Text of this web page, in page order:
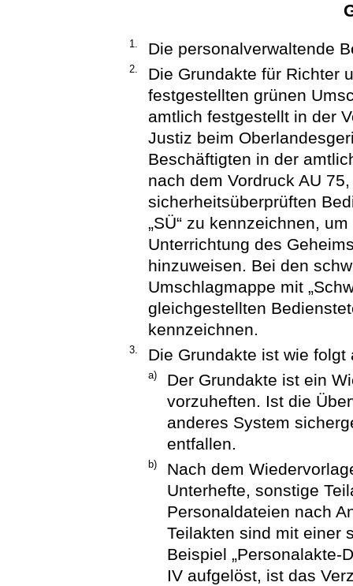
1. Die personalverwaltende
2.
Die Grundakte für Richter
festgestellten grünen
amtlich festgestellt in der
Justiz beim
Beschäftigten in der
nach dem Vordruck AU
sicherheitsüberprüften
„SÜ“ zu kennzeichnen,
Unterrichtung des
hinzuweisen. Bei den
Umschlagmappe mit
gleichgestellten
kennzeichnen.
3. Die Grundakte ist wie folgt
a)
Der Grundakte ist ein
vorzuheften. Ist die
anderes System
entfallen.
b)
Nach dem
Unterhefte, sonstige
Personaldateien nach
Teilakten sind mit einer
Beispiel „Personalakte-
IV aufgelöst, ist das